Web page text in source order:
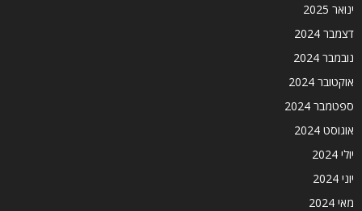
ינואר 2025
דצמבר 2024
נובמבר 2024
אוקטובר 2024
ספטמבר 2024
אוגוסט 2024
יולי 2024
יוני 2024
מאי 2024